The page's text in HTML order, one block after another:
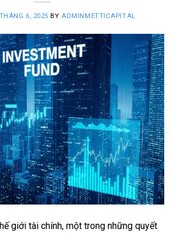
6, 2025 BYADMINMETTICAPITAL
giới tài chính, một trong những quyết